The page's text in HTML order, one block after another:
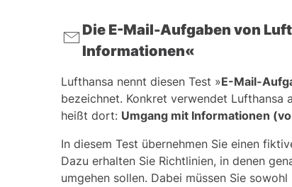
Die E-Mail-Aufgaben von
Informationen«
Lufthansa nennt diesen Test »E-Mail-
bezeichnet. Konkret verwendet Lufthansa
heißt dort: Umgang mit Informationen
In diesem Test übernehmen Sie einen
Dazu erhalten Sie Richtlinien, in denen
umgehen sollen. Dabei müssen Sie